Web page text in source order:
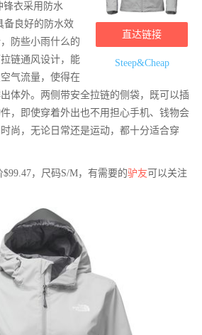
直达链接
Steep&Cheap
锋衣采用防水
备良好的防水效
防些小雨什么的
链通风设计，能
气流量，使得在
体外。两侧带安全拉链的侧袋，既可以插
，即使穿着外出也不用担心手机、钱物会
尚，无论日常还是运动，都十分适合穿
$99.47，尺码S/M，有需要的驴友 可以关注